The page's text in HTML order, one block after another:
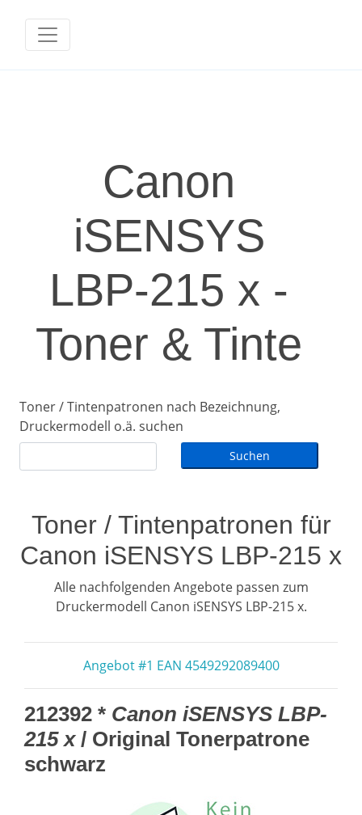
Canon
iSENSYS
LBP-215 x -
Toner & Tinte
Toner / Tintenpatronen nach Bezeichnung,
Druckermodell o.ä. suchen
Toner / Tintenpatronen für
Canon iSENSYS LBP-215 x
Alle nachfolgenden Angebote passen zum
Druckermodell Canon iSENSYS LBP-215 x.
Angebot #1 EAN 4549292089400
212392 * Canon iSENSYS LBP-
215 x/ Original Tonerpatrone
schwarz